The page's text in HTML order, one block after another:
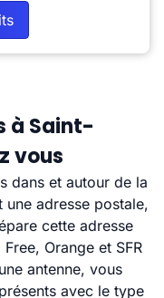
à Saint-
vous
dans et autour de la
adresse postale,
cette adresse
Orange et SFR
antenne, vous
avec le type